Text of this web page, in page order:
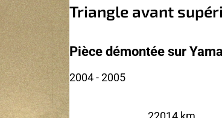
Triangle avant
Pièce démontée sur
2004- 2005